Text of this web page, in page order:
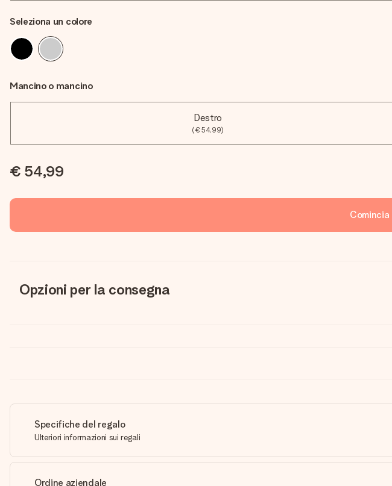
Seleziona un colore
Mancino o mancino
Destro
(€ 54,99)
€ 54,99
Comincia
Opzioni per la consegna
Specifiche del regalo
Ulteriori informazioni sui regali
Ordine aziendale